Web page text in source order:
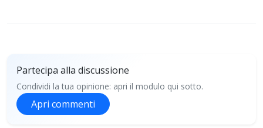
Partecipa alla discussione
Condividi la tua opinione: apri il modulo qui sotto.
Apri commenti